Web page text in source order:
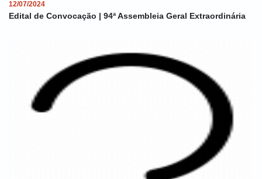
12/07/2024
Edital de Convocação | 94ª Assembleia Geral Extraordinária